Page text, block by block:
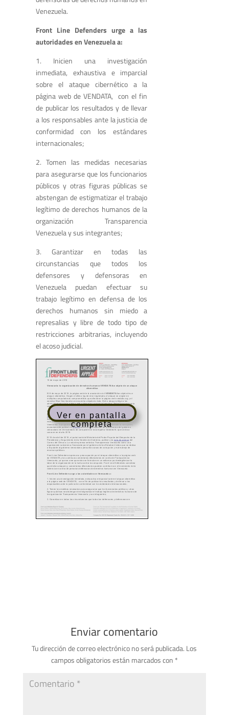
Venezuela.
Front Line Defenders urge a las
autoridades en Venezuela a:
1. Inicien una investigación
inmediata, exhaustiva e imparcial
sobre el ataque cibernético a la
página web de VENDATA, con el fin
de publicar los resultados y de llevar
a los responsables ante la justicia de
conformidad con los estándares
internacionales;
2. Tomen las medidas necesarias
para asegurarse que los funcionarios
públicos y otras figuras públicas se
abstengan de estigmatizar el trabajo
legítimo de derechos humanos de la
organización Transparencia
Venezuela y sus integrantes;
3. Garantizar en todas las
circunstancias que todos los
defensores y defensoras en
Venezuela puedan efectuar su
trabajo legítimo en defensa de los
derechos humanos sin miedo a
represalias y libre de todo tipo de
restricciones arbitrarias, incluyendo
el acoso judicial.
Ver en pantalla
completa
Enviar comentario
Tu dirección de correo electrónico no será publicada. Los
campos obligatorios están marcados con *